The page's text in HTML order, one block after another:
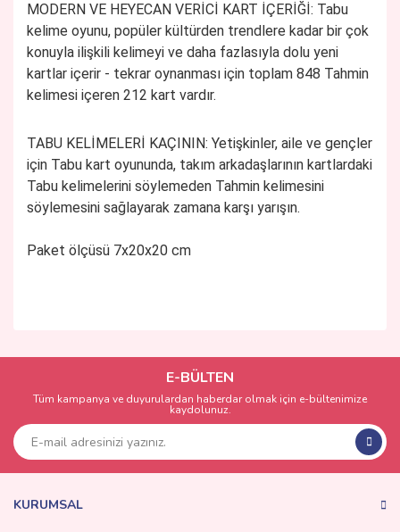
MODERN VE HEYECAN VERİCİ KART İÇERİĞİ: Tabu
kelime oyunu, popüler kültürden trendlere kadar bir çok
konuyla ilişkili kelimeyi ve daha fazlasıyla dolu yeni
kartlar içerir - tekrar oynanması için toplam 848 Tahmin
kelimesi içeren 212 kart vardır.
TABU KELİMELERİ KAÇININ: Yetişkinler, aile ve gençler
için Tabu kart oyununda, takım arkadaşlarının kartlardaki
Tabu kelimelerini söylemeden Tahmin kelimesini
söylemesini sağlayarak zamana karşı yarışın.
Paket ölçüsü 7x20x20 cm
Yorum Yaz
kullanarak tarafımıza iletebilirsiniz.
Görüş ve önerileriniz için teşekkür ederiz.
Ürün açıklamasında eksik bilgiler bulunuyor.
Ürün bilgilerinde hatalar bulunuyor.
E-BÜLTEN
Tüm kampanya ve duyurulardan haberdar olmak için e-bültenimize
kaydolunuz.
KURUMSAL